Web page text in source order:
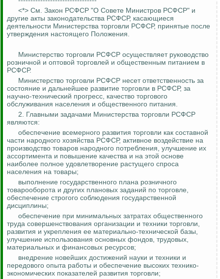
<*> См. Закон РСФСР "О Совете Министров РСФСР" и
другие акты законодательства РСФСР, касающиеся
деятельности Министерства торговли РСФСР, принятые после
утверждения настоящего Положения.
Министерство торговли РСФСР осуществляет руководство
розничной и оптовой торговлей и общественным питанием в
РСФСР.
Министерство торговли РСФСР несет ответственность за
состояние и дальнейшее развитие торговли в РСФСР, за
научно-технический прогресс, качество торгового
обслуживания населения и общественного питания.
2. Главными задачами Министерства торговли РСФСР
являются:
обеспечение всемерного развития торговли как составной
части народного хозяйства РСФСР, активное воздействие на
производство товаров народного потребления, улучшение их
ассортимента и повышение качества и на этой основе
наиболее полное удовлетворение растущего спроса
населения на товары;
выполнение государственного плана розничного
товарооборота и других плановых заданий по торговле,
обеспечение строгого соблюдения государственной
дисциплины;
обеспечение при минимальных затратах общественного
труда совершенствования организации и техники торговли,
развития и укрепления ее материально-технической базы,
улучшение использования основных фондов, трудовых,
материальных и финансовых ресурсов;
внедрение новейших достижений науки и техники и
передового опыта работы и обеспечение высоких технико-
экономических показателей развития торговли;